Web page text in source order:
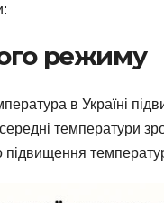
режиму
в Україні
температури